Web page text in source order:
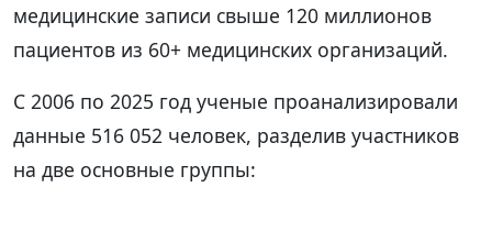
медицинские записи свыше 120 миллионов
пациентов из 60+ медицинских организаций.
С 2006 по 2025 год ученые проанализировали
данные 516 052 человек, разделив участников
на две основные группы: